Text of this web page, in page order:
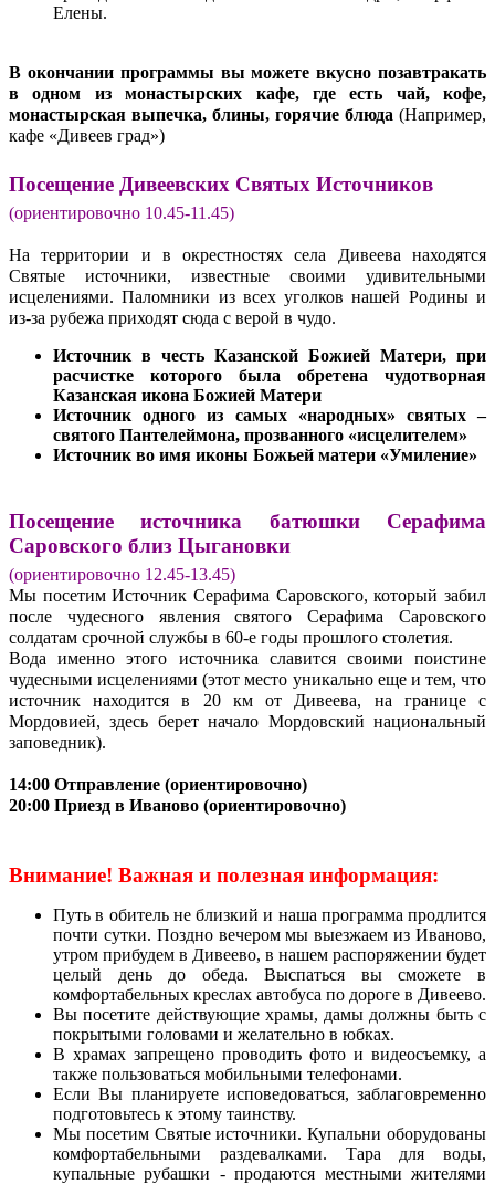
Елены.
В окончании программы вы можете вкусно позавтракать
в одном из монастырских кафе, где есть чай, кофе,
монастырская выпечка, блины, горячие блюда (Например,
кафе «Дивеев град»)
Посещение Дивеевских Святых Источников
(ориентировочно 10.45-11.45)
На территории и в окрестностях села Дивеева находятся
Святые источники, известные своими удивительными
исцелениями. Паломники из всех уголков нашей Родины и
из-за рубежа приходят сюда с верой в чудо.
Источник в честь Казанской Божией Матери, при
расчистке которого была обретена чудотворная
Казанская икона Божией Матери
Источник одного из самых «народных» святых –
святого Пантелеймона, прозванного «исцелителем»
Источник во имя иконы Божьей матери «Умиление»
Посещение источника батюшки Серафима
Саровского близ Цыгановки
(ориентировочно 12.45-13.45)
Мы посетим Источник Серафима Саровского, который забил
после чудесного явления святого Серафима Саровского
солдатам срочной службы в 60-е годы прошлого столетия.
Вода именно этого источника славится своими поистине
чудесными исцелениями (этот место уникально еще и тем, что
источник находится в 20 км от Дивеева, на границе с
Мордовией, здесь берет начало Мордовский национальный
заповедник).
14:00 Отправление (ориентировочно)
20:00 Приезд в Иваново (ориентировочно)
Внимание! Важная и полезная информация:
Путь в обитель не близкий и наша программа продлится
почти сутки. Поздно вечером мы выезжаем из Иваново,
утром прибудем в Дивеево, в нашем распоряжении будет
целый день до обеда. Выспаться вы сможете в
комфортабельных креслах автобуса по дороге в Дивеево.
Вы посетите действующие храмы, дамы должны быть с
покрытыми головами и желательно в юбках.
В храмах запрещено проводить фото и видеосъемку, а
также пользоваться мобильными телефонами.
Если Вы планируете исповедоваться, заблаговременно
подготовьтесь к этому таинству.
Мы посетим Святые источники. Купальни оборудованы
комфортабельными раздевалками. Тара для воды,
купальные рубашки - продаются местными жителями